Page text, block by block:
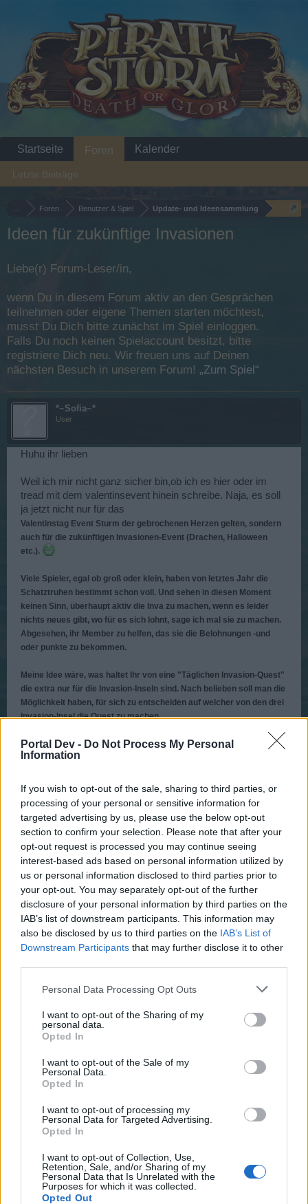
Portal Dev - Do Not Process My Personal
Information
If you wish to opt-out of the sale, sharing to third parties, or
processing of your personal or sensitive information for
targeted advertising by us, please use the below opt-out
section to confirm your selection. Please note that after your
opt-out request is processed you may continue seeing
interest-based ads based on personal information utilized by
us or personal information disclosed to third parties prior to
your opt-out. You may separately opt-out of the further
disclosure of your personal information by third parties on the
IAB’s list of downstream participants. This information may
also be disclosed by us to third parties on the IAB’s List of
Downstream Participants that may further disclose it to other
Personal Data Processing Opt Outs
I want to opt-out of the Sharing of my
personal data.
Opted In
I want to opt-out of the Sale of my
Personal Data.
Opted In
I want to opt-out of processing my
Personal Data for Targeted Advertising.
Opted In
I want to opt-out of Collection, Use,
Retention, Sale, and/or Sharing of my
Personal Data that Is Unrelated with the
Purposes for which it was collected.
Opted Out
Foren Benutzer & Spiel Update- und Ideensammlung
Ideen für zukünftige Invasionen
Liebe(r) Forum-Leser/in,
wenn Du in diesem Forum aktiv an den Gesprächen
teilnehmen oder eigene Themen starten möchtest,
musst Du Dich bitte zunächst im Spiel einloggen.
Falls Du noch keinen Spielaccount besitzt, bitte
registriere Dich neu. Wir freuen uns auf Deinen
nächsten Besuch in unserem Forum! „Zum Spiel“
*~Sofia~*
User
Huhu ihr lieben
Weil ich mir nicht ganz sicher bin,ob ich es hier oder im
tread mit dem valentinsevent hinein schreibe. Naja, es soll
ja jetzt nicht nur für das
Valentinstag Event Sturm der gebrochenen Herzen gelten, sondern
auch für die zukünftigen Invasionen-Event (Drachen, Halloween
etc.).
Viele Spieler, egal ob groß oder klein, haben von letztes Jahr die
Schatztruhen bestimmt schon voll. Und sehen in diesen Moment
keinen Sinn, überhaupt aktiv die Inva zu machen, wenn es leider
nichts neues gibt, wo für es sich lohnt, sage ich mal sie zu machen.
Abgesehen, ihr Member zu helfen, das sie die Belohnungen -und
oder punkte zu bekommen.
Meine Idee wäre, was haltet Ihr von eine "Täglichen Invasion-Quest"
die extra nur für die Invasion-Inseln sind. Nach belieben soll man die
Möglichkeit haben, für sich zu entscheiden auf welcher von den drei
Invasion-Insel die Quest zu machen.
Und die kann ja täglich anders von der Aufgabe und von den
Belohnungen sein. Wo mann auswählen kann zum Beispiel, ob man
Quest, die einfache:
Aufgabe: Zerstöre ein Turm, zwei Monster und 20 Schiffe auf der
Insel.
Belohnung: 200 Event Munition, 250 Dias und 1x Handwerker 3000
Aufgabe: Zerstöre drei Türme, acht Monster und 100 Schiffe.
Belohnung: 1 K Dias, 2x Gildenbrief 200, 2x Luna Präzie und 2x Luna
Schutz.
17 Februar 2014
-0racle-
User
An sich ist das denke ich mal eine gute Idee, aber auch hier
wird das ganze an der Umsetzung scheitern. Allerdings
erledigt werden, wobei ich hier kein Problem sehe, da damit
vill. Ein wenig Schwung in die größeren gilden kommen
mittlerweile gibt's massig 50er gilden, die brauchen
bestimmt alle eine neue Herausforderung.
17 Februar 2014
Startseite Foren
Letzte Beiträge
Kalender